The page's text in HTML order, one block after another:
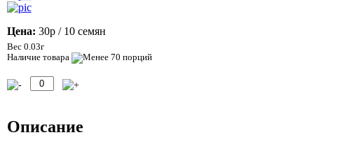
Цена: 30р / 10 семян
Вес 0.03г
Наличие товара
Описание